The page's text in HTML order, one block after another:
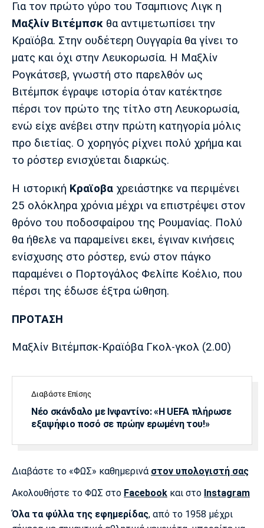
Πολιτισμός
Τραγούδια
Cine Spot
Running
Media
Παρασκήνιο
Πρόγραμμα TV
Ιωνικός Κηφισιά Πανσερραϊκός
Μπαρτσελόνα
Ρεάλ
Μαδρίτης
Ατλέτικο
Μαδρίτης
Μάντσεστερ
Γιουνάιτεντ
Τσέλσι Άρσεναλ
Λίβερπουλ
Μάντσεστερ
Σίτι
Γιουβέντους
Μπορούσια
Ντόρτμουντ
Παρί Σεν
Ζερμέν
Μαρσέιγ
Μονακό
Ερυθρός
Τότεναμ
Για τον πρώτο γύρο του Τσαμπιονς Λιγκ η
Μαξλίν Βιτέμπσκ θα αντιμετωπίσει την
Κραϊόβα. Στην ουδέτερη Ουγγαρία θα γίνει το
ματς και όχι στην Λευκορωσία. Η Μαξλίν
Ρογκάτσεβ, γνωστή στο παρελθόν ως
Βιτέμπσκ έγραψε ιστορία όταν κατέκτησε
πέρσι τον πρώτο της τίτλο στη Λευκορωσία,
ενώ είχε ανέβει στην πρώτη κατηγορία μόλις
προ διετίας. Ο χορηγός ρίχνει πολύ χρήμα και
το ρόστερ ενισχύεται διαρκώς.
Η ιστορική Κραϊοβα χρειάστηκε να περιμένει
25 ολόκληρα χρόνια μέχρι να επιστρέψει στον
θρόνο του ποδοσφαίρου της Ρουμανίας. Πολύ
θα ήθελε να παραμείνει εκει, έγιναν κινήσεις
ενίσχυσης στο ρόστερ, ενώ στον πάγκο
παραμένει ο Πορτογάλος Φελίπε Κοέλιο, που
πέρσι της έδωσε έξτρα ώθηση.
ΠΡΟΤΑΣΗ
Μαξλίν Βιτέμπσκ-Κραϊόβα Γκολ-γκολ (2.00)
Διαβάστε Επίσης
Νέο σκάνδαλο με Ινφαντίνο: «Η UEFA πλήρωσε
εξαψήφιο ποσό σε πρώην ερωμένη του!»
Διαβάστε το «ΦΩΣ» καθημερινά στον υπολογιστή σας
Ακολουθήστε το ΦΩΣ στο Facebook και στο Instagram
Όλα τα φύλλα της εφημερίδας, από το 1958 μέχρι